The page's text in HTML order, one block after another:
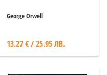
George Orwell
13.27 € / 25.95 ЛВ.